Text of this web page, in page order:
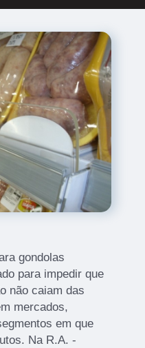
gondolas
para impedir que
não caiam das
mercados,
em que
Na R.A. -